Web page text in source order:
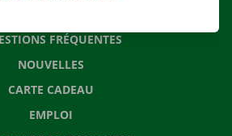
FRÉQUENTES
NOUVELLES
CARTE CADEAU
EMPLOI